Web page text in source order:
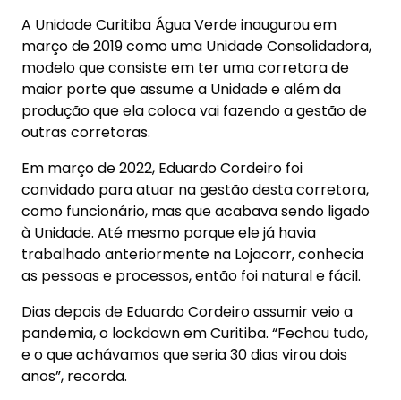
A Unidade Curitiba Água Verde inaugurou em
março de 2019 como uma Unidade Consolidadora,
modelo que consiste em ter uma corretora de
maior porte que assume a Unidade e além da
produção que ela coloca vai fazendo a gestão de
outras corretoras.
Em março de 2022, Eduardo Cordeiro foi
convidado para atuar na gestão desta corretora,
como funcionário, mas que acabava sendo ligado
à Unidade. Até mesmo porque ele já havia
trabalhado anteriormente na Lojacorr, conhecia
as pessoas e processos, então foi natural e fácil.
Dias depois de Eduardo Cordeiro assumir veio a
pandemia, o lockdown em Curitiba. “Fechou tudo,
e o que achávamos que seria 30 dias virou dois
anos”, recorda.